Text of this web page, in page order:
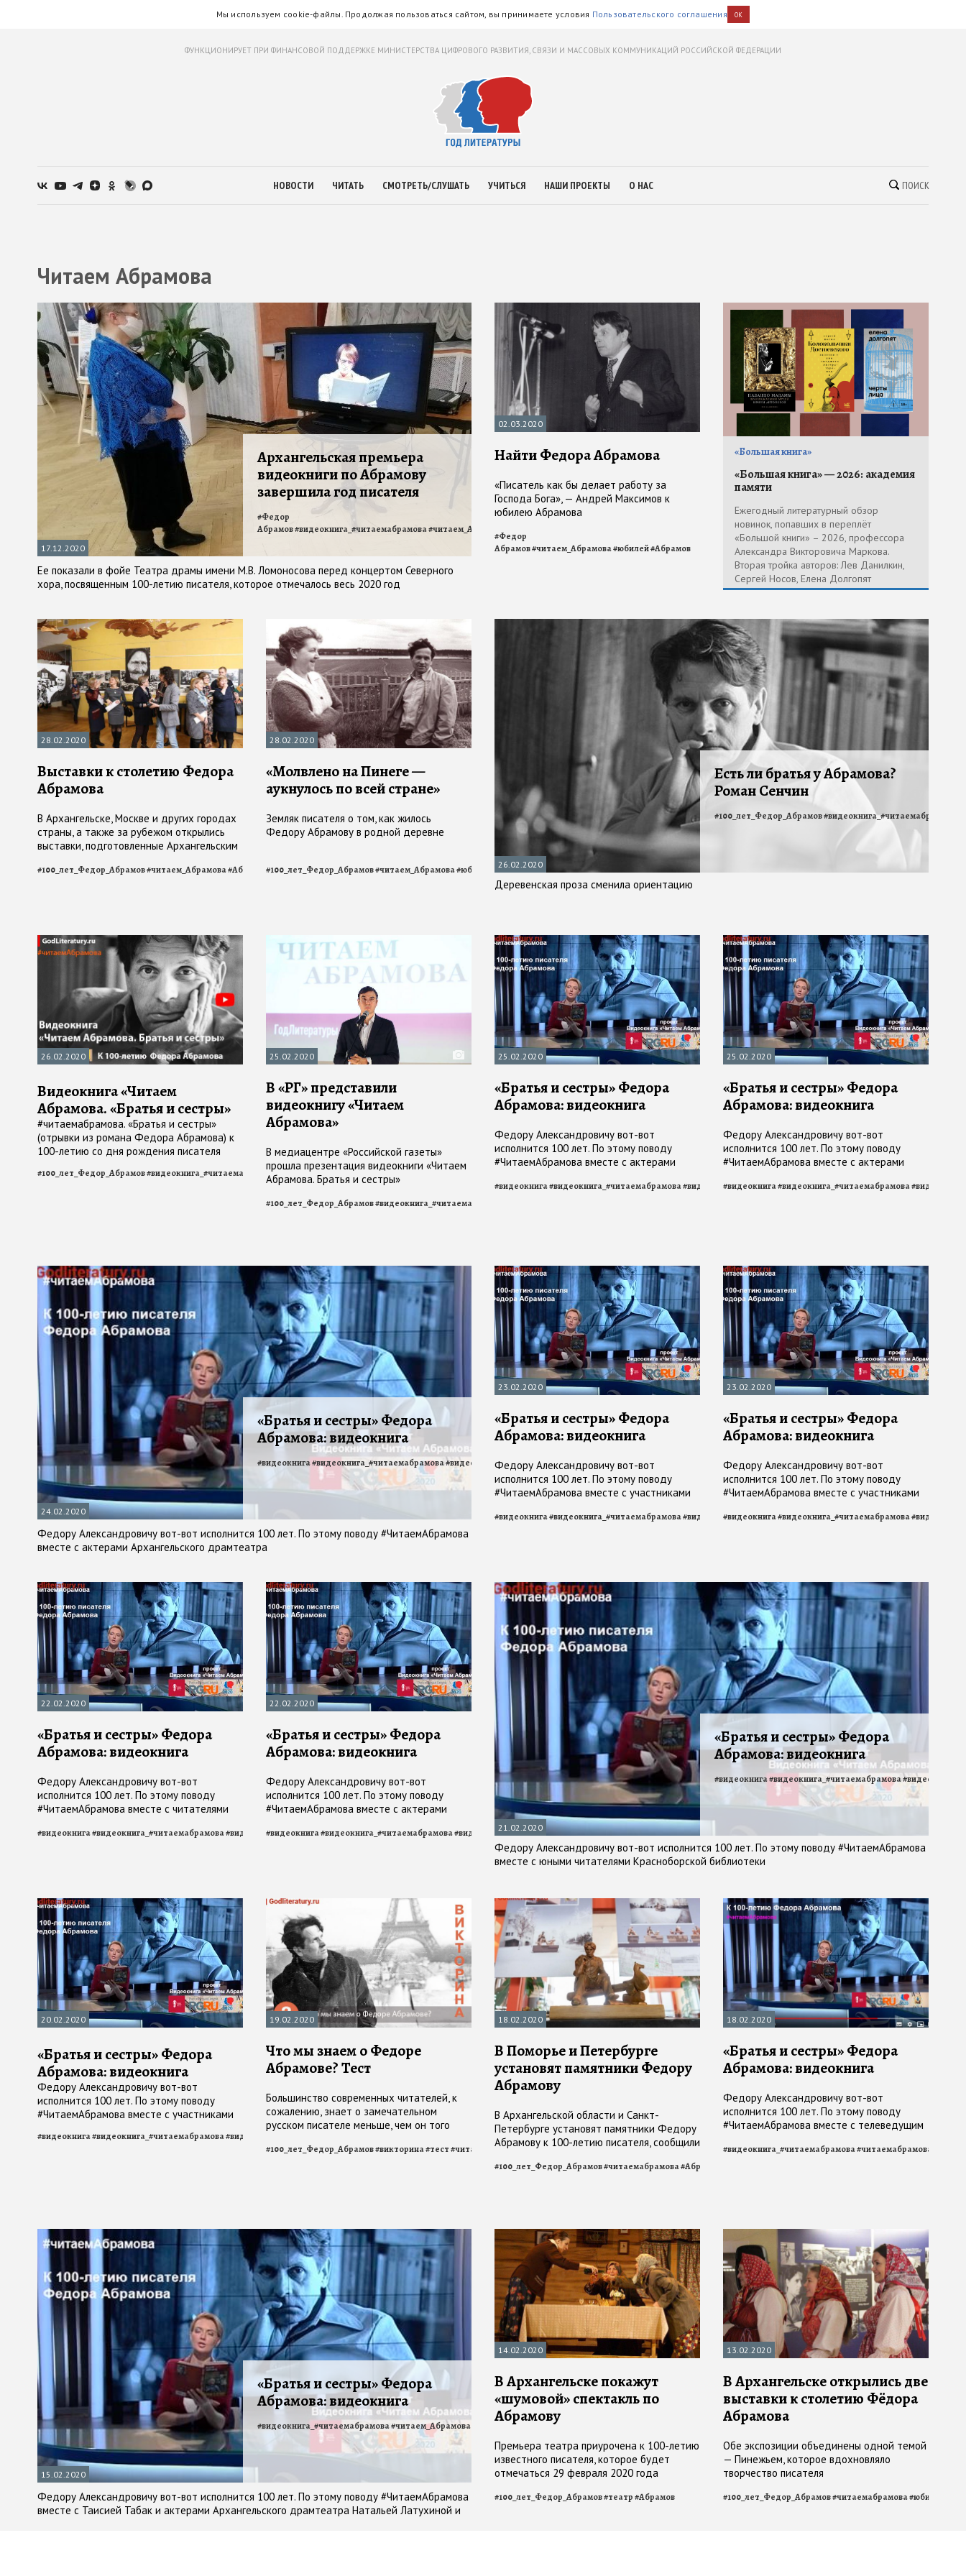
Мы используем cookie-файлы. Продолжая пользоваться сайтом, вы принимаете условия Пользовательского соглашения OK
ФУНКЦИОНИРУЕТ ПРИ ФИНАНСОВОЙ ПОДДЕРЖКЕ МИНИСТЕРСТВА ЦИФРОВОГО РАЗВИТИЯ, СВЯЗИ И МАССОВЫХ КОММУНИКАЦИЙ РОССИЙСКОЙ ФЕДЕРАЦИИ
НОВОСТИ ЧИТАТЬ СМОТРЕТЬ/СЛУШАТЬ УЧИТЬСЯ НАШИ ПРОЕКТЫ О НАС ПОИСК
Читаем Абрамова
17.12.2020
Архангельская премьера
видеокниги по Абрамову
завершила год писателя
Ее показали в фойе Театра драмы имени М.В. Ломоносова перед концертом Северного
хора, посвященным 100-летию писателя, которое отмечалось весь 2020 год
#Федор
Абрамов#видеокнига_#читаемабрамова#читаем_Абрамова
02.03.2020
Найти Федора Абрамова
«Писатель как бы делает работу за
Господа Бога», — Андрей Максимов к
юбилею Абрамова
#Федор
Абрамов#читаем_Абрамова#юбилей#Абрамов
«Большая книга»
«Большая книга» — 2026: академия
памяти
Ежегодный литературный обзор
новинок, попавших в переплёт
«Большой книги» – 2026, профессора
Александра Викторовича Маркова.
Вторая тройка авторов: Лев Данилкин,
Сергей Носов, Елена Долгопят
28.02.2020
Выставки к столетию Федора
Абрамова
В Архангельске, Москве и других городах
страны, а также за рубежом открылись
выставки, подготовленные Архангельским
летнему юбилею писателя
#100_лет_Федор_Абрамов#читаем_Абрамова#Абрамов
28.02.2020
«Молвлено на Пинеге —
аукнулось по всей стране»
Земляк писателя о том, как жилось
Федору Абрамову в родной деревне
#100_лет_Федор_Абрамов#читаем_Абрамова#юбилей Абрамов
26.02.2020
Есть ли братья у Абрамова?
Роман Сенчин
Деревенская проза сменила ориентацию
#100_лет_Федор_Абрамов#видеокнига_#читаемабрамова
26.02.2020
Видеокнига «Читаем
Абрамова. «Братья и сестры»
#читаемабрамова. «Братья и сестры»
(отрывки из романа Федора Абрамова) к
100-летию со дня рождения писателя
#100_лет_Федор_Абрамов#видеокнига_#читаемабрамова#видеокнига_братья_и_сестры #читаем_Абрамова
25.02.2020
В «РГ» представили
видеокнигу «Читаем
Абрамова»
В медиацентре «Российской газеты»
прошла презентация видеокниги «Читаем
Абрамова. Братья и сестры»
#100_лет_Федор_Абрамов#видеокнига_#читаемабрамова
25.02.2020
«Братья и сестры» Федора
Абрамова: видеокнига
Федору Александровичу вот-вот
исполнится 100 лет. По этому поводу
#ЧитаемАбрамова вместе с актерами
Новиковым и Сергеем Перегудовым
#видеокнига#видеокнига_#читаемабрамова#видеокнига_братья_и_сестры#читаем_Абрамова#
25.02.2020
«Братья и сестры» Федора
Абрамова: видеокнига
Федору Александровичу вот-вот
исполнится 100 лет. По этому поводу
#ЧитаемАбрамова вместе с актерами
#видеокнига#видеокнига_#читаемабрамова#
24.02.2020
«Братья и сестры» Федора
Абрамова: видеокнига
Федору Александровичу вот-вот исполнится 100 лет. По этому поводу #ЧитаемАбрамова
вместе с актерами Архангельского драмтеатра
#видеокнига#видеокнига_#читаемабрамова#видеокнига_братья_и_сестры#читаем_Абрамова читаемабрамова
23.02.2020
«Братья и сестры» Федора
Абрамова: видеокнига
Федору Александровичу вот-вот
исполнится 100 лет. По этому поводу
#ЧитаемАбрамова вместе с участниками
#видеокнига#видеокнига_#читаемабрамова#видеокнига_братья_и_сестры#читаем_Абрамова#
23.02.2020
«Братья и сестры» Федора
Абрамова: видеокнига
Федору Александровичу вот-вот
исполнится 100 лет. По этому поводу
#ЧитаемАбрамова вместе с участниками
#видеокнига#видеокнига_#читаемабрамова#
22.02.2020
«Братья и сестры» Федора
Абрамова: видеокнига
Федору Александровичу вот-вот
исполнится 100 лет. По этому поводу
#ЧитаемАбрамова вместе с читателями
#видеокнига#видеокнига_#читаемабрамова#видеокнига_братья_и_сестры#читаем_Абрамова#читаемабрамова
22.02.2020
«Братья и сестры» Федора
Абрамова: видеокнига
Федору Александровичу вот-вот
исполнится 100 лет. По этому поводу
#ЧитаемАбрамова вместе с актерами
#видеокнига#видеокнига_#читаемабрамова#видеокнига_братья_и_сестры#читаем_Абрамова#читаемабрамова
21.02.2020
«Братья и сестры» Федора
Абрамова: видеокнига
Федору Александровичу вот-вот исполнится 100 лет. По этому поводу #ЧитаемАбрамова
вместе с юными читателями Красноборской библиотеки
#видеокнига#видеокнига_#читаемабрамова#
20.02.2020
«Братья и сестры» Федора
Абрамова: видеокнига
Федору Александровичу вот-вот
исполнится 100 лет. По этому поводу
#ЧитаемАбрамова вместе с участниками
Беляковым
#видеокнига#видеокнига_#читаемабрамова#видеокнига_братья_и_сестры читаемабрамова
19.02.2020
Что мы знаем о Федоре
Абрамове? Тест
Большинство современных читателей, к
сожалению, знает о замечательном
русском писателе меньше, чем он того
лично вас?
#100_лет_Федор_Абрамов#викторина#тест#читаемабрамова#Абрамов
18.02.2020
В Поморье и Петербурге
установят памятники Федору
Абрамову
В Архангельской области и Санкт-
Петербурге установят памятники Федору
Абрамову к 100-летию писателя, сообщили
#100_лет_Федор_Абрамов#читаемабрамова#Абрамов
18.02.2020
«Братья и сестры» Федора
Абрамова: видеокнига
Федору Александровичу вот-вот
исполнится 100 лет. По этому поводу
#ЧитаемАбрамова вместе с телеведущим
Братушевой
#видеокнига_#читаемабрамова#читаемабрамова
15.02.2020
«Братья и сестры» Федора
Абрамова: видеокнига
Федору Александровичу вот-вот исполнится 100 лет. По этому поводу #ЧитаемАбрамова
вместе с Таисией Табак и актерами Архангельского драмтеатра Натальей Латухиной и
#видеокнига_#читаемабрамова#читаем_Абрамова читаемабрамова
14.02.2020
В Архангельске покажут
«шумовой» спектакль по
Абрамову
Премьера театра приурочена к 100-летию
известного писателя, которое будет
отмечаться 29 февраля 2020 года
#100_лет_Федор_Абрамов#театр#Абрамов
13.02.2020
В Архангельске открылись две
выставки к столетию Фёдора
Абрамова
Обе экспозиции объединены одной темой
— Пинежьем, которое вдохновляло
творчество писателя
#100_лет_Федор_Абрамов#читаемабрамова#юбилей